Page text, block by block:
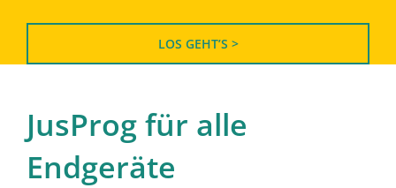
LOS GEHT’S >
JusProg für alle
Endgeräte